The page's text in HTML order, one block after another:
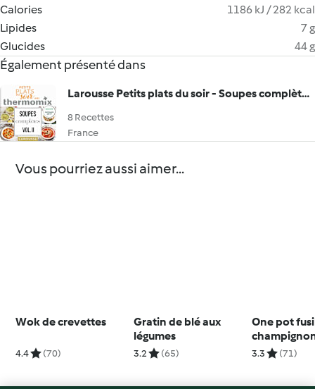
Calories
1186 kJ / 282 kcal
Lipides
7 g
Glucides
44 g
Également présenté dans
Larousse Petits plats du soir - Soupes complètes Vol.II
8 Recettes
France
Vous pourriez aussi aimer...
Wok de crevettes
4.4 (70)
Gratin de blé aux
légumes
3.2 (65)
One pot
lardons et
3.3 (71)